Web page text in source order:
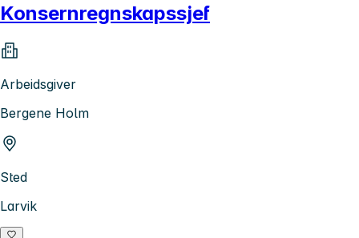
Konsernregnskapssjef
Arbeidsgiver
Bergene Holm
Sted
Larvik